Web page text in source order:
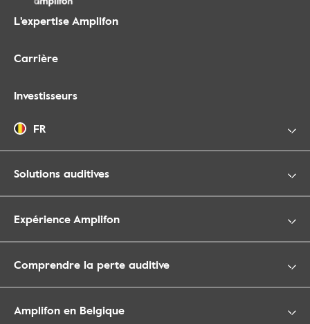
L'expertise Amplifon
Carrière
Investisseurs
FR
Solutions auditives
Expérience Amplifon
Comprendre la perte auditive
Amplifon en Belgique